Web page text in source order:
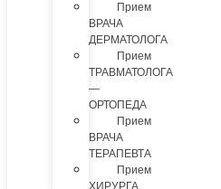
Прием
ВРАЧА
ДЕРМАТОЛОГА
Прием
ТРАВМАТОЛОГА
—
ОРТОПЕДА
Прием
ВРАЧА
ТЕРАПЕВТА
Прием
ХИРУРГА